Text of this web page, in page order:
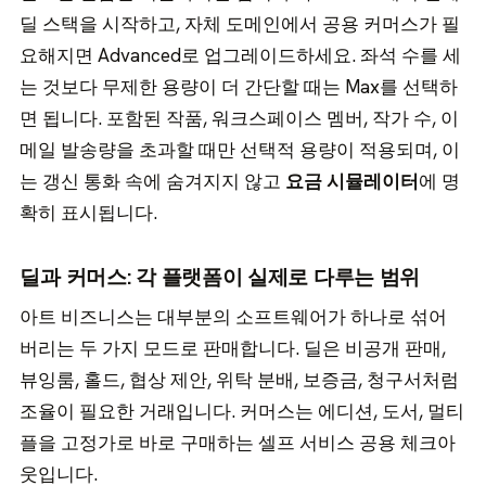
딜 스택을 시작하고, 자체 도메인에서 공용 커머스가 필
요해지면 Advanced로 업그레이드하세요. 좌석 수를 세
는 것보다 무제한 용량이 더 간단할 때는 Max를 선택하
면 됩니다. 포함된 작품, 워크스페이스 멤버, 작가 수, 이
메일 발송량을 초과할 때만 선택적 용량이 적용되며, 이
는 갱신 통화 속에 숨겨지지 않고 요금 시뮬레이터에 명
확히 표시됩니다.
딜과 커머스: 각 플랫폼이 실제로 다루는 범위
아트 비즈니스는 대부분의 소프트웨어가 하나로 섞어
버리는 두 가지 모드로 판매합니다. 딜은 비공개 판매,
뷰잉룸, 홀드, 협상 제안, 위탁 분배, 보증금, 청구서처럼
조율이 필요한 거래입니다. 커머스는 에디션, 도서, 멀티
플을 고정가로 바로 구매하는 셀프 서비스 공용 체크아
웃입니다.